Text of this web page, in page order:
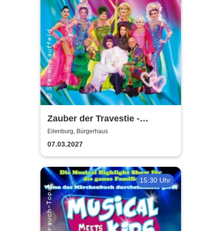
Zauber der Travestie -
Fräulein Luise und ihr
Ensemble - das Original
Eilenburg, Bürgerhaus
07.03.2027
15:30 Uhr